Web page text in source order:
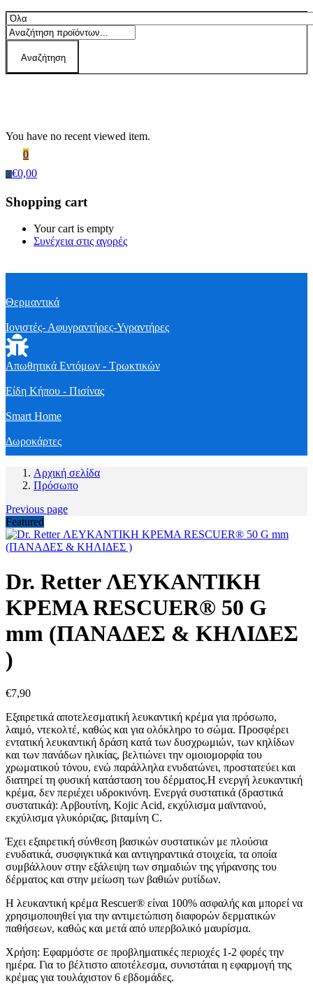
Αναζήτηση
You have no recent viewed item.
0
€0,00
Shopping cart
Your cart is empty
Συνέχεια στις αγορές
Θερμαντικά
Ιονιστές- Αφυγραντήρες-Υγραντήρες
Απωθητικά Εντόμων - Τρωκτικών
Είδη Κήπου - Πισίνας
Smart Home
Δωροκάρτες
Αρχική σελίδα
Πρόσωπο
Previous page
Featured
Dr. Retter ΛΕΥΚΑΝΤΙΚΗ
ΚΡΕΜΑ RESCUER® 50 G
mm (ΠΑΝΑΔΕΣ & ΚΗΛΙΔΕΣ
)
€7,90
Εξαιρετικά αποτελεσματική λευκαντική κρέμα για πρόσωπο,
λαιμό, ντεκολτέ, καθώς και για ολόκληρο το σώμα. Προσφέρει
εντατική λευκαντική δράση κατά των δυσχρωμιών, των κηλίδων
και των πανάδων ηλικίας, βελτιώνει την ομοιομορφία του
χρωματικού τόνου, ενώ παράλληλα ενυδατώνει, προστατεύει και
διατηρεί τη φυσική κατάσταση του δέρματος.Η ενεργή λευκαντική
κρέμα, δεν περιέχει υδροκινόνη. Ενεργά συστατικά (δραστικά
συστατικά): Αρβουτίνη, Kojic Acid, εκχύλισμα μαϊντανού,
εκχύλισμα γλυκόριζας, βιταμίνη C.
Έχει εξαιρετική σύνθεση βασικών συστατικών με πλούσια
ενυδατικά, συσφιγκτικά και αντιγηραντικά στοιχεία, τα οποία
συμβάλλουν στην εξάλειψη των σημαδιών της γήρανσης του
δέρματος και στην μείωση των βαθιών ρυτίδων.
Η λευκαντική κρέμα Rescuer® είναι 100% ασφαλής και μπορεί να
χρησιμοποιηθεί για την αντιμετώπιση διαφορών δερματικών
παθήσεων, καθώς και μετά από υπερβολικό μαυρίσμα.
Χρήση: Εφαρμόστε σε προβληματικές περιοχές 1-2 φορές την
ημέρα. Για το βέλτιστο αποτέλεσμα, συνιστάται η εφαρμογή της
κρέμας για τουλάχιστον 6 εβδομάδες.